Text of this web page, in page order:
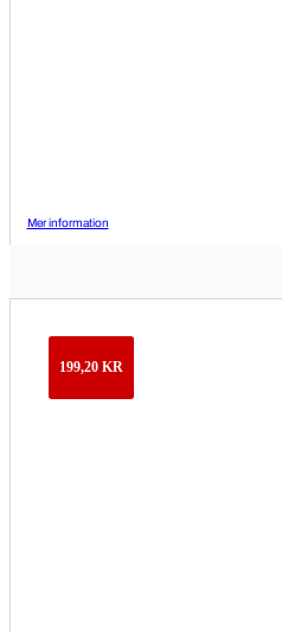
Mer information
199,20 KR